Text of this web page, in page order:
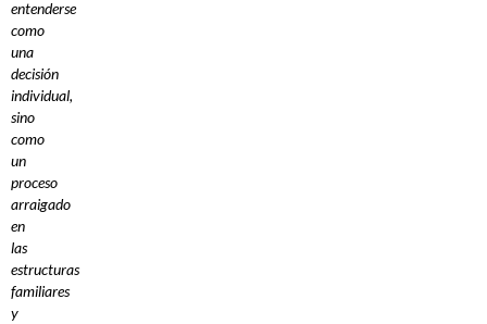
entenderse
como
una
decisión
individual,
sino
como
un
proceso
arraigado
en
las
estructuras
familiares
y